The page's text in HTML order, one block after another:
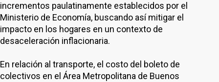
incrementos paulatinamente establecidos por el
Ministerio de Economía, buscando así mitigar el
impacto en los hogares en un contexto de
desaceleración inflacionaria.
En relación al transporte, el costo del boleto de
colectivos en el Área Metropolitana de Buenos